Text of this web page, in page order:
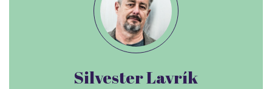
Silvester Lavrík